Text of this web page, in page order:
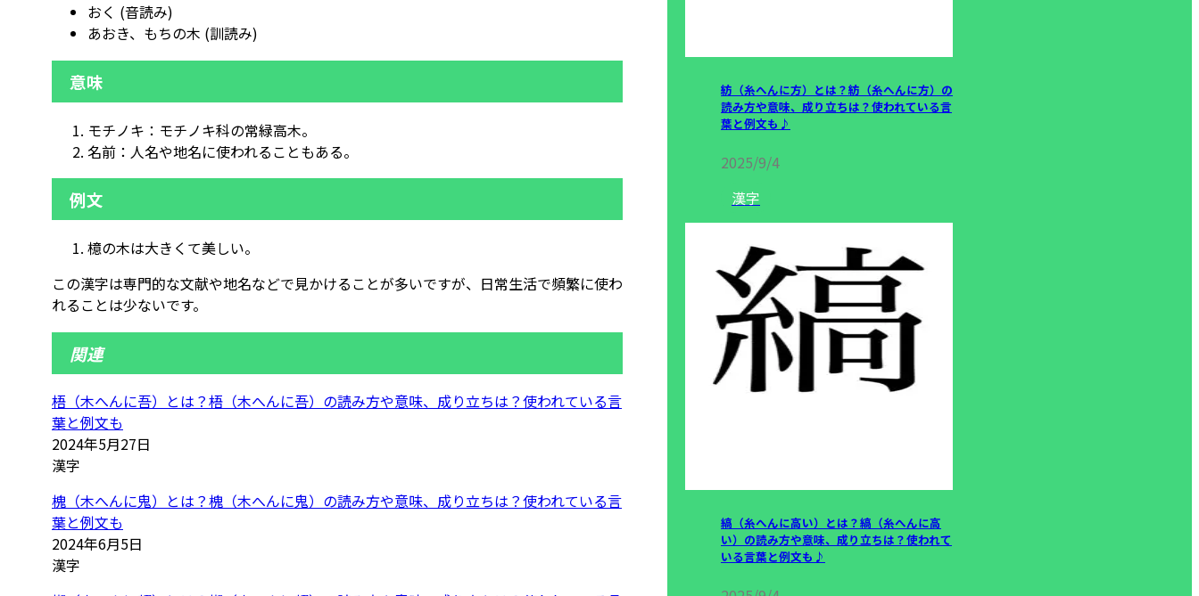
おく (音読み)
あおき、もちの木 (訓読み)
意味
モチノキ：モチノキ科の常緑高木。
名前：人名や地名に使われることもある。
例文
檍の木は大きくて美しい。
この漢字は専門的な文献や地名などで見かけることが多いですが、日常生活で頻繁に使わ
れることは少ないです。
関連
梧（木へんに吾）とは？梧（木へんに吾）の読み方や意味、成り立ちは？使われている言
葉と例文も
2024年5月27日
漢字
槐（木へんに鬼）とは？槐（木へんに鬼）の読み方や意味、成り立ちは？使われている言
葉と例文も
2024年6月5日
漢字
紡（糸へんに方）とは？紡（糸へんに方）の
読み方や意味、成り立ちは？使われている言
葉と例文も♪
2025/9/4
漢字
縞（糸へんに高い）とは？縞（糸へんに高
い）の読み方や意味、成り立ちは？使われて
いる言葉と例文も♪